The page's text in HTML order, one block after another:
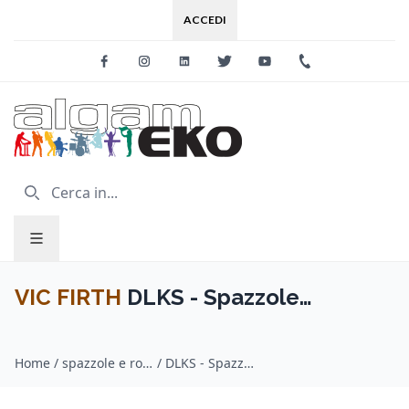
ACCEDI
FacebookInstagramLinkedinTwitter Youtube
VIC FIRTH DLKS - Spazzole
Home / spazzole e rods / VIC FIRTH / DLKS - Spazzole Dreadlocks